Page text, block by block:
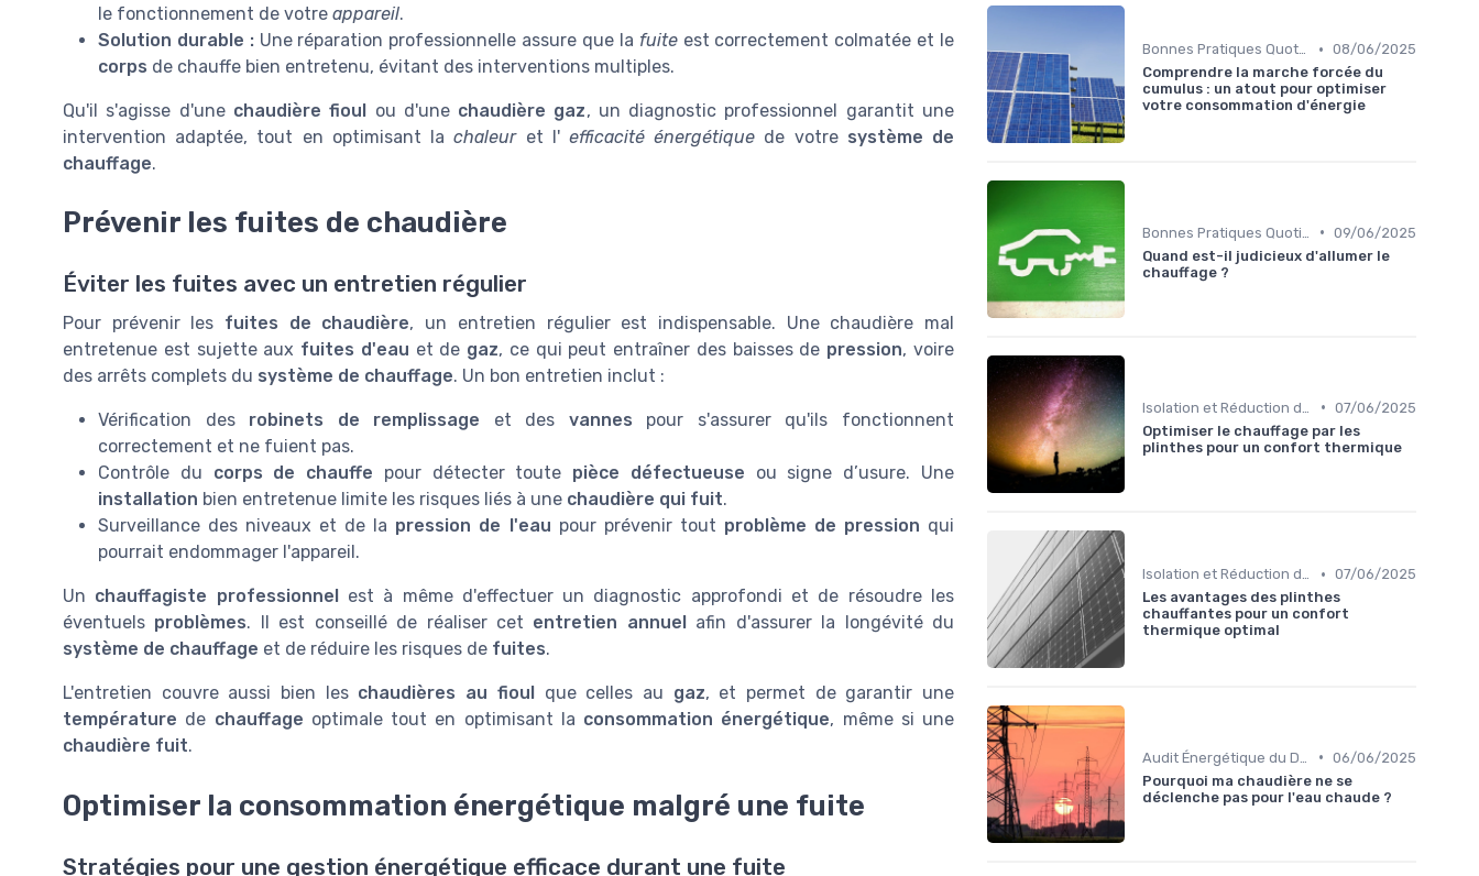
le fonctionnement de votre appareil.
Solution durable :Une réparation professionnelle assure que la fuiteest correctement colmatée et le
corps de chauffe bien entretenu, évitant des interventions multiples.
Qu'il s'agisse d'une chaudière fioul ou d'une chaudière gaz, un diagnostic professionnel garantit une
intervention adaptée, tout en optimisant lachaleuret l' efficacité énergétique de votre système de
chauffage.
Prévenir les fuites de chaudière
Éviter les fuites avec un entretien régulier
Pour prévenir les fuites de chaudière, un entretien régulier est indispensable. Une chaudière mal
entretenue est sujette aux fuites d'eau et de gaz, ce qui peut entraîner des baisses de pression, voire
des arrêts complets du système de chauffage. Un bon entretien inclut :
Vérification des robinets de remplissage et des vannes pour s'assurer qu'ils fonctionnent
correctement et ne fuient pas.
Contrôle du corps de chauffe pour détecter toute pièce défectueuse ou signe d’usure. Une
installation bien entretenue limite les risques liés à une chaudière qui fuit.
Surveillance des niveaux et de la pression de l'eau pour prévenir tout problème de pression qui
pourrait endommager l'appareil.
Un chauffagiste professionnel
est à même d'effectuer un diagnostic approfondi et de résoudre les
éventuels problèmes. Il est conseillé de réaliser cet entretien annuel
afin d'assurer la longévité du
système de chauffage et de réduire les risques de fuites.
L'entretien couvre aussi bien les chaudières au fioul que celles au gaz, et permet de garantir une
température de chauffage optimale tout en optimisant la consommation énergétique, même si une
chaudière fuit.
Optimiser la consommation énergétique malgré une fuite
Stratégies pour une gestion énergétique efficace durant une fuite
Bonnes Pratiques Quotidiennes • 08/06/2025
Comprendre la marche forcée du
cumulus : un atout pour optimiser
votre consommation d'énergie
• 09/06/2025
Quand est-il judicieux d'allumer le
chauffage ?
• 07/06/2025
Optimiser le chauffage par les
plinthes pour un confort thermique
Isolation et Réduction de la Consommation • 07/06/2025
Les avantages des plinthes
chauffantes pour un confort
thermique optimal
• 06/06/2025
Pourquoi ma chaudière ne se
déclenche pas pour l'eau chaude ?